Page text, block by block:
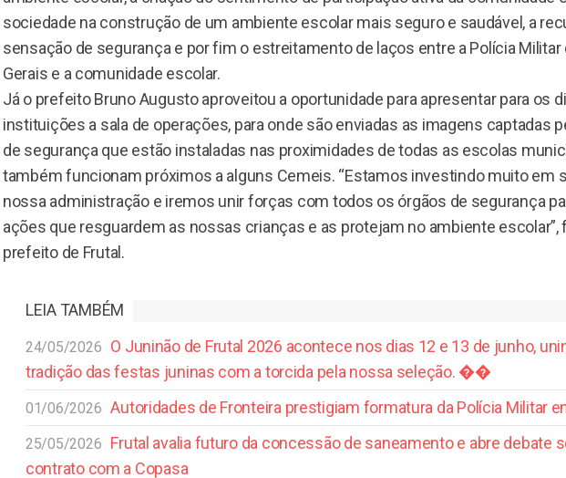
sociedade na construção de um ambiente escolar mais seguro e saudável, a
sensação de segurança e por fim o estreitamento de laços entre a Polícia Militar
Gerais e a comunidade escolar.
Já o prefeito Bruno Augusto aproveitou a oportunidade para apresentar para os
instituições a sala de operações, para onde são enviadas as imagens captadas
de segurança que estão instaladas nas proximidades de todas as escolas
também funcionam próximos a alguns Cemeis. “Estamos investindo muito em
nossa administração e iremos unir forças com todos os órgãos de segurança
ações que resguardem as nossas crianças e as protejam no ambiente escolar”,
prefeito de Frutal.
LEIA TAMBÉM
24/05/2026 O Juninão de Frutal 2026 acontece nos dias 12 e 13 de junho,
tradição das festas juninas com a torcida pela nossa seleção. ��
01/06/2026 Autoridades de Fronteira prestigiam formatura da Polícia Militar
25/05/2026 Frutal avalia futuro da concessão de saneamento e abre debate
contrato com a Copasa